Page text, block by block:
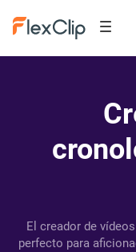
El creador de
perfecto para